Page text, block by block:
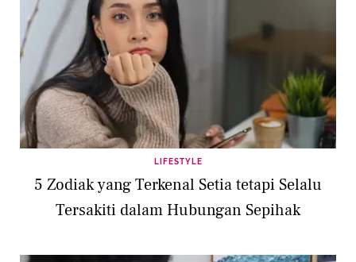
LIFESTYLE
5 Zodiak yang Terkenal Setia tetapi Selalu
Tersakiti dalam Hubungan Sepihak